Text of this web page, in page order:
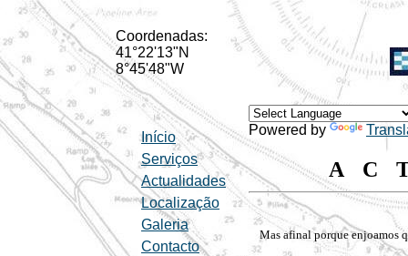
Coordenadas:
41°22'13"N
8°45'48"W
Início
Serviços
Actualidades
Localização
Galeria
Contacto
Powered by
Mas afinal porque enjoamos